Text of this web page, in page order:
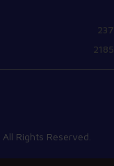
237
2185
All Rights Reserved.